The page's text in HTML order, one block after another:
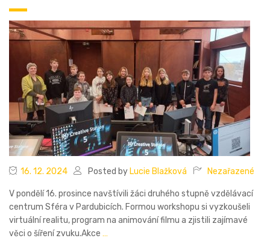
16. 12. 2024 Posted by Lucie Blažková Nezařazené
V pondělí 16. prosince navštívili žáci druhého stupně vzdělávací
centrum Sféra v Pardubicích. Formou workshopu si vyzkoušeli
virtuální realitu, program na animování filmu a zjistili zajímavé
věci o šíření zvuku.Akce …